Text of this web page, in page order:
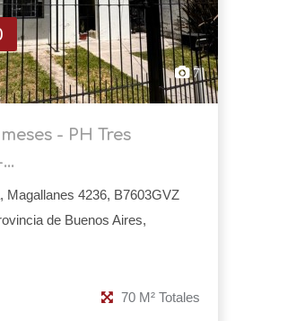
7
- PH Tres
Magallanes 4236, B7603GVZ
de Buenos Aires,
70 M² Totales